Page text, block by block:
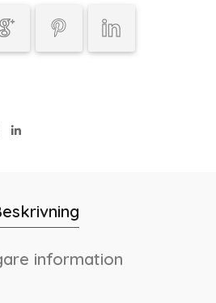
information